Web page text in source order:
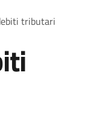
tributari